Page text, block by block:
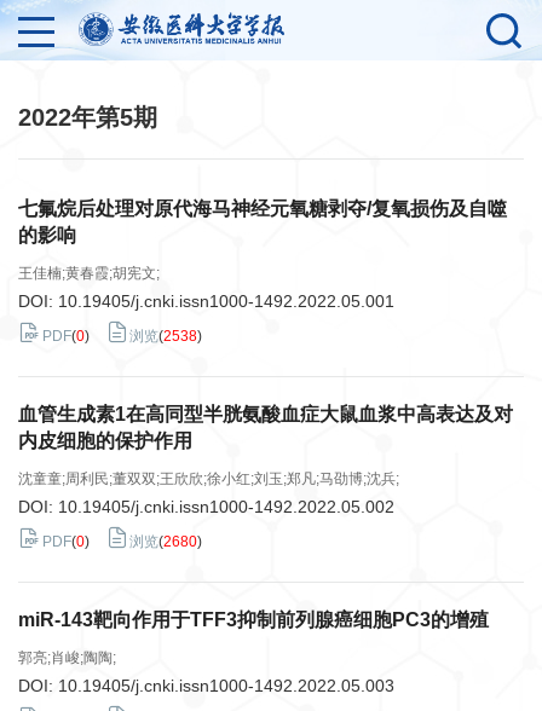
2022年第5期
七氟烷后处理对原代海马神经元氧糖剥夺/复氧损伤及自噬
的影响
王佳楠;黄春霞;胡宪文;
DOI: 10.19405/j.cnki.issn1000-1492.2022.05.001
PDF(0) 浏览(2538)
血管生成素1在高同型半胱氨酸血症大鼠血浆中高表达及对
内皮细胞的保护作用
沈童童;周利民;董双双;王欣欣;徐小红;刘玉;郑凡;马劭博;沈兵;
DOI: 10.19405/j.cnki.issn1000-1492.2022.05.002
PDF(0) 浏览(2680)
miR-143靶向作用于TFF3抑制前列腺癌细胞PC3的增殖
郭亮;肖峻;陶陶;
DOI: 10.19405/j.cnki.issn1000-1492.2022.05.003